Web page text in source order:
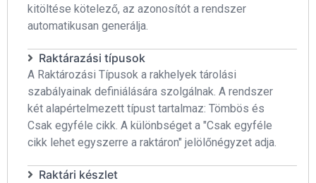
kitöltése kötelező, az azonosítót a rendszer
automatikusan generálja.
Raktárazási típusok
A Raktározási Típusok a rakhelyek tárolási
szabályainak definiálására szolgálnak. A rendszer
két alapértelmezett típust tartalmaz: Tömbös és
Csak egyféle cikk. A különbséget a "Csak egyféle
cikk lehet egyszerre a raktáron" jelölőnégyzet adja.
Raktári készlet